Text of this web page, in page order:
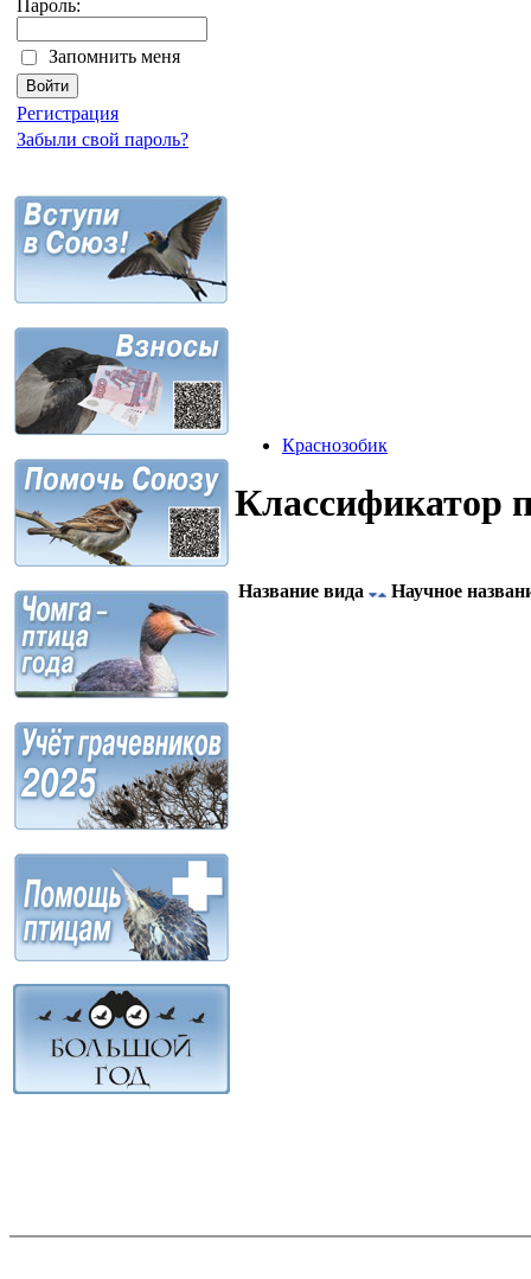
Пароль:
Запомнить меня
Регистрация
Забыли свой пароль?
Краснозобик
Классификатор
Название вида Научное